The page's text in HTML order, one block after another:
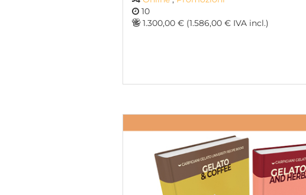
10
1.300,00 € (1.586,00 € IVA incl.)